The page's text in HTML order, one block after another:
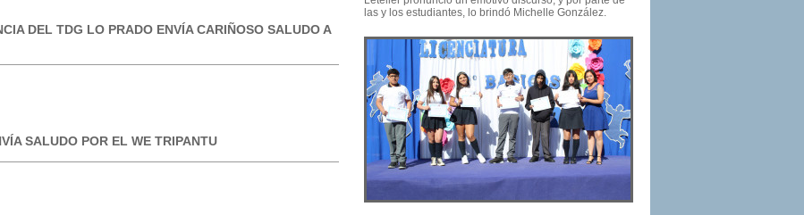
DEL TDG LO PRADO ENVÍA CARIÑOSO SALUDO A
SALUDO POR EL WE TRIPANTU
las y los estudiantes, lo brindó Michelle González.